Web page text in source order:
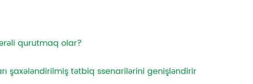
qurutmaq olar?
şaxələndirilmiş tətbiq ssenarilərini genişləndirir